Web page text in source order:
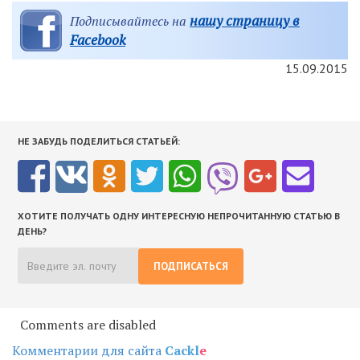
Подписывайтесь на нашу страницу в
Facebook
15.09.2015
НЕ ЗАБУДЬ ПОДЕЛИТЬСЯ СТАТЬЕЙ:
ХОТИТЕ ПОЛУЧАТЬ ОДНУ ИНТЕРЕСНУЮ НЕПРОЧИТАННУЮ СТАТЬЮ В
ДЕНЬ?
ПОДПИСАТЬСЯ
Comments are disabled
Комментарии для сайта Cackle